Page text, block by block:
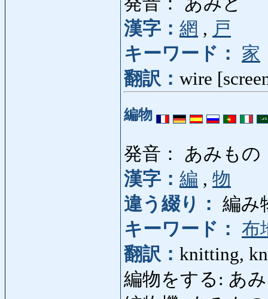
漢字： 網 , 戸
キーワード：
家
翻訳： wire
編物
発音： あみもの
漢字： 編 , 物
違う綴り： 編み
キーワード： 布
翻訳： knitting,
編物をする: あ